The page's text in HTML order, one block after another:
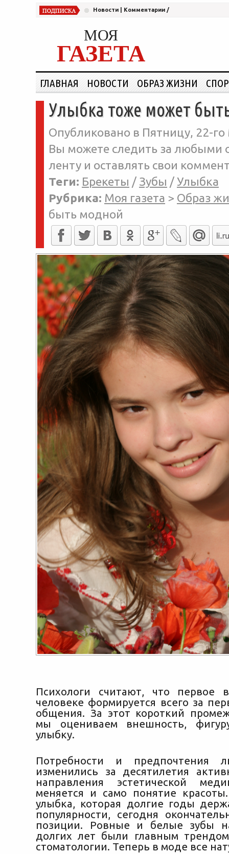
Новости Комментарии /
МОЯ
ГАЗЕТА
ГЛАВНАЯ НОВОСТИ ОБРАЗ ЖИЗНИ
Улыбка тоже может
Опубликовано в Пятницу, 22-го
Вы можете следить за любыми
ленту и оставлять свои
Теги: Брекеты / Зубы / Улыбка
Рубрика: Моя газета > Образ
быть модной
Психологи считают, что первое
человеке формируется всего за
общения. За этот короткий
мы оцениваем внешность,
улыбку.
Потребности и предпочтения
изменились за десятилетия
направления эстетической
меняется и само понятие красоты.
улыбка, которая долгие годы
популярности, сегодня
позиции. Ровные и белые зубы
долгих лет были главным трендом
стоматологии. Теперь в моде все